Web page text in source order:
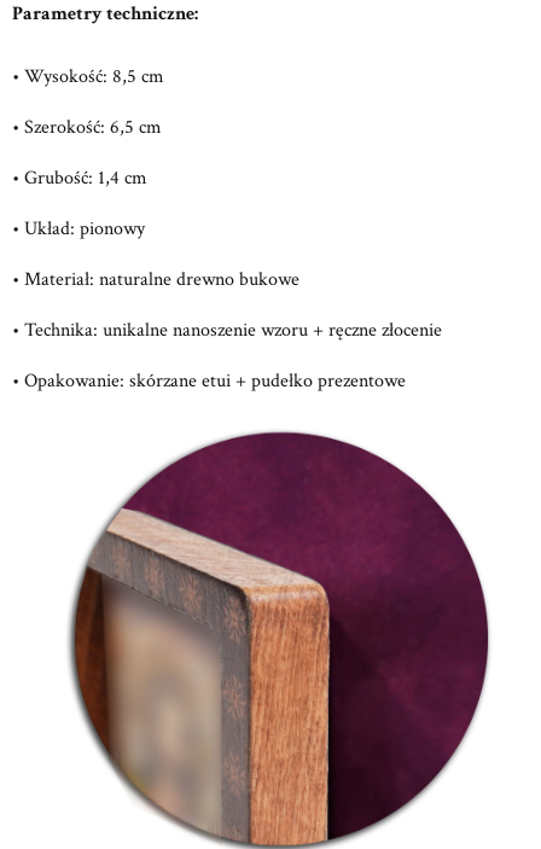
Parametry techniczne:
• Wysokość: 8,5 cm
• Szerokość: 6,5 cm
• Grubość: 1,4 cm
• Układ: pionowy
• Materiał: naturalne drewno bukowe
• Technika: unikalne nanoszenie wzoru + ręczne złocenie
• Opakowanie: skórzane etui + pudełko prezentowe